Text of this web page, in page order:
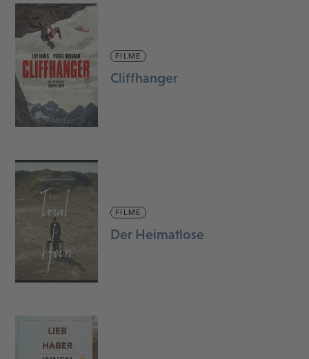
FILME
Cliffhanger
FILME
Der Heimatlose